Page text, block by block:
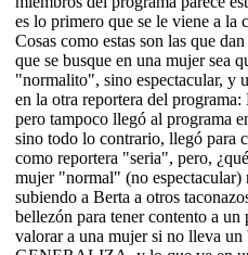
es lo primero que se le viene a la
Cosas como estas son las que
que se busque en una mujer sea
"normalito", sino espectacular, y
en la otra reportera del
pero tampoco llegó al programa
sino todo lo contrario, llegó para
como reportera "seria", pero,
mujer "normal" (no espectacular)
subiendo a Berta a otros
bellezón para tener contento a
valorar a una mujer si no lleva un